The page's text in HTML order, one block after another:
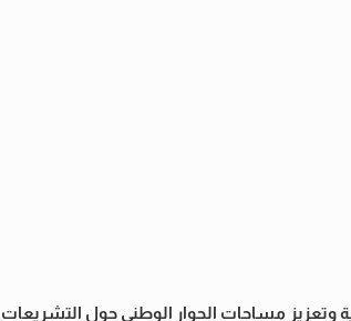
وتعزيز مساحات الحوار الوطني حول التشريعات